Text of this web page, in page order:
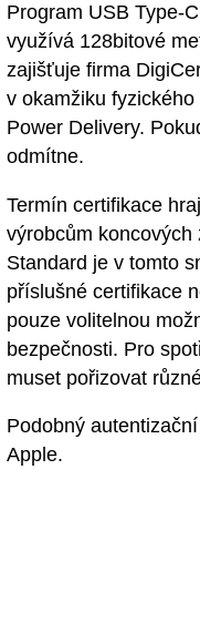
Program USB Type-
využívá 128bitové
zajišťuje firma
v okamžiku
Power Delivery.
odmítne.
Termín certifikace
výrobcům
Standard je v tomto
příslušné certifikace
pouze volitelnou
bezpečnosti. Pro
muset pořizovat
Podobný
Apple.